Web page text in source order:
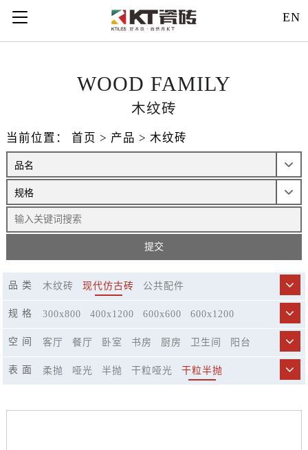
EN
121312
WOOD FAMILY
木纹砖
当前位置： 首页 > 产品 > 木纹砖
品 类 木纹砖 现代仿古砖 公共配件
规 格 300x800 400x1200 600x600
600x1200
空 间
客厅 餐厅 卧室 书房 厨房 卫生间
阳台
表 面 柔抛 哑光 半抛 干粒哑光
干粒半抛